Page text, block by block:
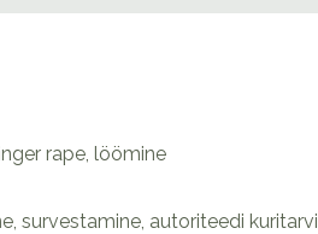
rape, löömine
survestamine, autoriteedi